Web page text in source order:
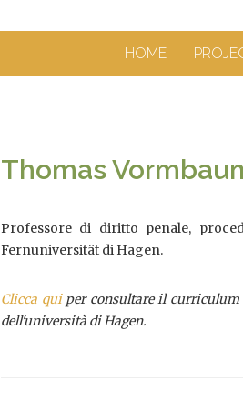
HOME
Thomas
Professore di diritto penale,
Fernuniversität di Hagen.
Clicca quiper consultare il curriculum
dell'università di Hagen.